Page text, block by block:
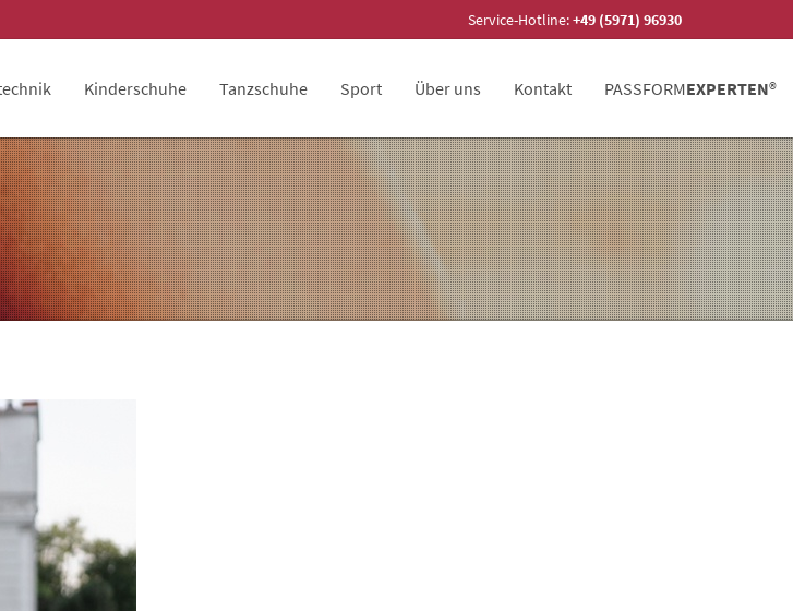
Service-Hotline:+49 (5971) 96930
Kinderschuhe Tanzschuhe Sport Über uns Kontakt PASSFORMEXPERTEN®